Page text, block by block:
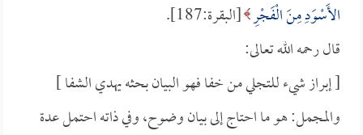
الأَسْوَدِ مِنَ الْفَجْرِ [البقرة:187].
قال رحمه الله تعالى:
[ إبراز شيء للتجلي من خفا فهو البيان بحثه يهدي الشفا ]
والمجمل: هو ما احتاج إلى بيان وضوح، وفي ذاته احتمل عدة